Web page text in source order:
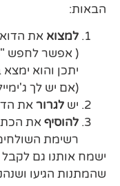
הבאות:
למצוא את
( אפשר לחפש "
יתכן והוא ימצא
(אם יש לך
יש לגרור את
להוסיף את
רשימת
ישמח אותנו גם
שהמתנות הגיעו